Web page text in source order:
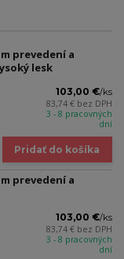
prevedení a
lesk
103,00 €/ks
83,74 € bez DPH
3 - 8 pracovných
dní
Pridať do košíka
prevedení a
103,00 €/ks
83,74 € bez DPH
3 - 8 pracovných
dní